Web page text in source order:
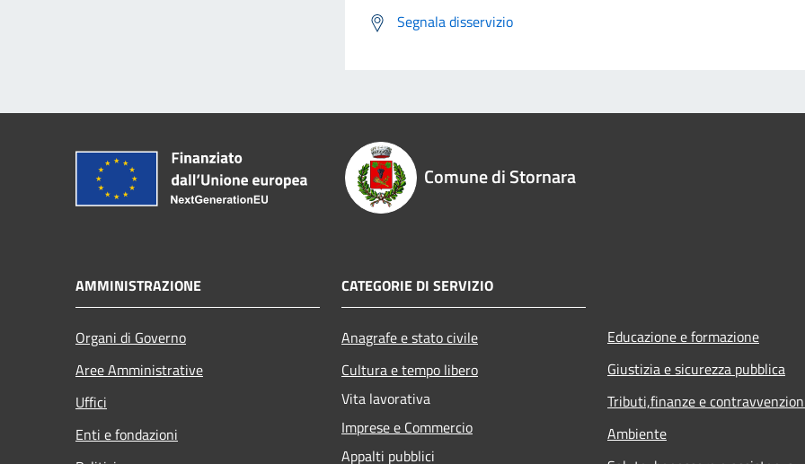
Segnala disservizio
Comune di Stornara
AMMINISTRAZIONE
Organi di Governo
Aree Amministrative
Uffici
Enti e fondazioni
CATEGORIE DI SERVIZIO
Anagrafe e stato civile
Cultura e tempo libero
Vita lavorativa
Imprese e Commercio
Appalti pubblici
Educazione e formazione
Giustizia e sicurezza pubblica
Tributi,finanze e
Ambiente